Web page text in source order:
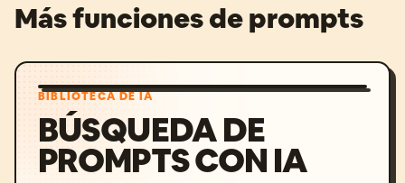
Más funciones de prompts
BIBLIOTECA DE IA
BÚSQUEDA DE
PROMPTS CON IA